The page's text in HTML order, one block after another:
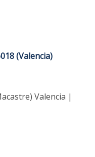
(Valencia)
Valencia |